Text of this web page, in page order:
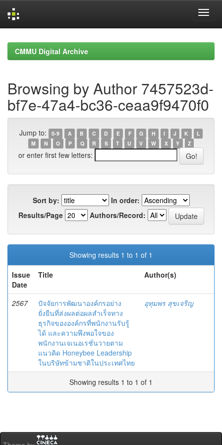
navigationCMMU Digital Archive
Browsing by Author 7457523d-
bf7e-47a4-bc36-ceaa9f9470f0
Jump to: 0-9 A B C D E F G H I J K
L
M
N O P Q R S T U V W X Y Z
or enter first few letters:
Sort by:
In order:
Results/Page
Authors/Record:
Showing results 1 to 1 of 1
Issue
Date
Title Author(s)
2567
ปัจจัยการพัฒนาองค์กรอย่าง
ยั่งยืนที่ส่งผลต่อผลสำเร็จทาง
ธุรกิจขององค์กรที่พนักงานรับรู้
ได้ และความพึงพอใจของ
พนักงานเจเนอเรชั่นวายตาม
แนวคิด Honeybee Leadership
ในบริษัทข้ามชาติในประเทศไทย
อุทุมพร สุขเจริญ
Showing results 1 to 1 of 1